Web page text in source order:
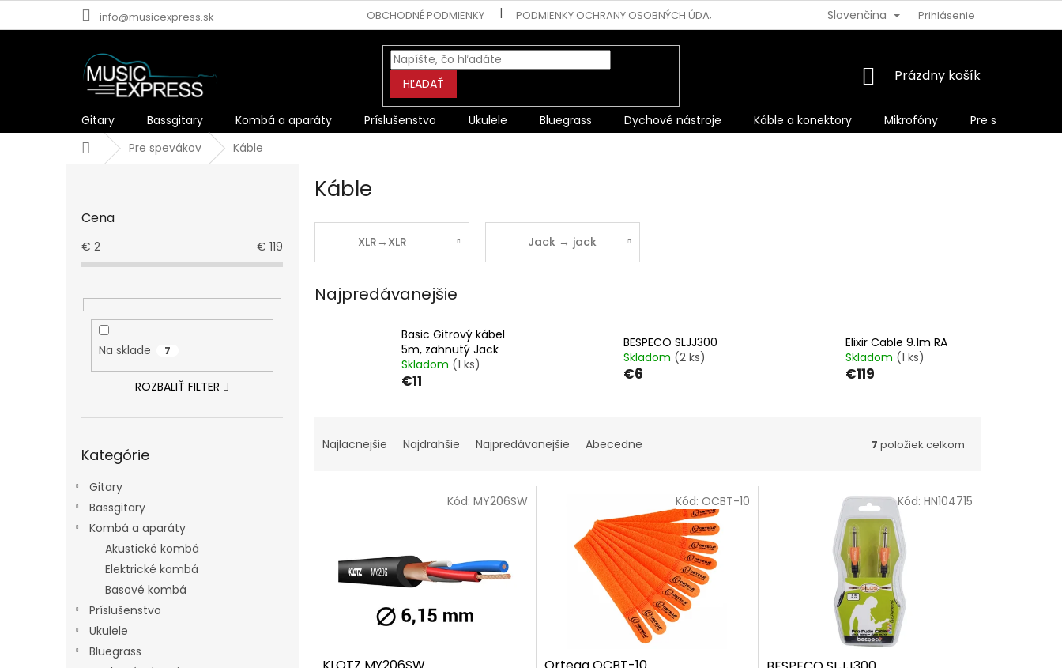
info@musicexpress.sk OBCHODNÉ PODMIENKY PODMIENKY OCHRANY OSOBNÝCH ÚDAJOV VRÁTENIE TOVARUSlovenčina Prihlásenie
HĽADAŤ
NÁKUPNÝ
Prázdny košík
Gitary Bassgitary Kombá a aparáty Príslušenstvo Ukulele Bluegrass Dychové nástroje Káble a konektory Mikrofóny
Pre spevákov
DomovPre spevákov Káble
Cena
€ 2 € 119
Na sklade 7
ROZBALIŤ FILTER
kategórie
Kategórie
Gitary
Bassgitary
Kombá a aparáty
Akustické kombá
Elektrické kombá
Basové kombá
Príslušenstvo
Ukulele
Bluegrass
Káble
XLR→XLR Jack → jack
Najpredávanejšie
Basic Gitrový kábel
5m, zahnutý Jack
Skladom (1 ks)
€11
BESPECO SLJJ300
Skladom (2 ks)
€6
Elixir Cable 9.1m RA
Skladom (1 ks)
€119
aNajlacnejšie Najdrahšie Najpredávanejšie Abecedne 7 položiek celkom
Kód: MY206SW Kód: OCBT-10 Kód: HN104715